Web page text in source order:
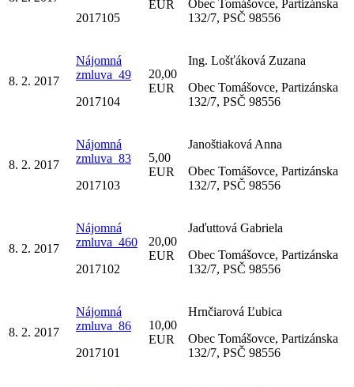
2017105
EUR
Obec Tomášovce, Partizánska
132/7, PSČ 98556
8. 2. 2017
Nájomná
zmluva_49
2017104
20,00
EUR
Ing. Lošťáková Zuzana
Obec Tomášovce, Partizánska
132/7, PSČ 98556
8. 2. 2017
Nájomná
zmluva_83
2017103
5,00
EUR
Janoštiaková Anna
Obec Tomášovce, Partizánska
132/7, PSČ 98556
8. 2. 2017
Nájomná
zmluva_460
2017102
20,00
EUR
Jaďuttová Gabriela
Obec Tomášovce, Partizánska
132/7, PSČ 98556
8. 2. 2017
Nájomná
zmluva_86
2017101
10,00
EUR
Hrnčiarová Ľubica
Obec Tomášovce, Partizánska
132/7, PSČ 98556